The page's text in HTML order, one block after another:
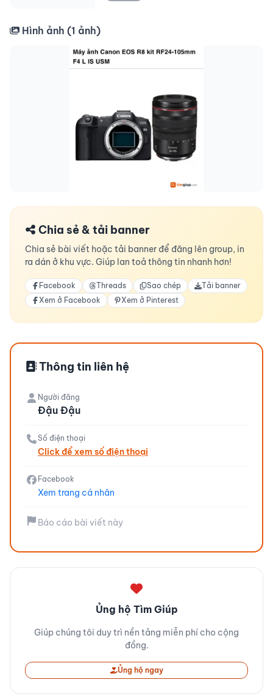
Hình ảnh (1 ảnh)
Chia sẻ & tải banner
Chia sẻ bài viết hoặc tải banner để đăng lên group, in
ra dán ở khu vực. Giúp lan toả thông tin nhanh hơn!
Facebook Threads Sao chép
Tải banner
Xem ở Facebook
Xem ở Pinterest
Thông tin liên hệ
Người đăng
Đậu Đậu
Số điện thoại
Click để xem số điện thoại
Facebook
Xem trang cá nhân
Báo cáo bài viết này
Ủng hộ Tìm Giúp
Giúp chúng tôi duy trì nền tảng miễn phí cho cộng
đồng.
Ủng hộ ngay